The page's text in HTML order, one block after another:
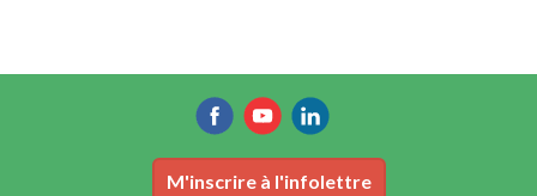
M'inscrire à l'infolettre